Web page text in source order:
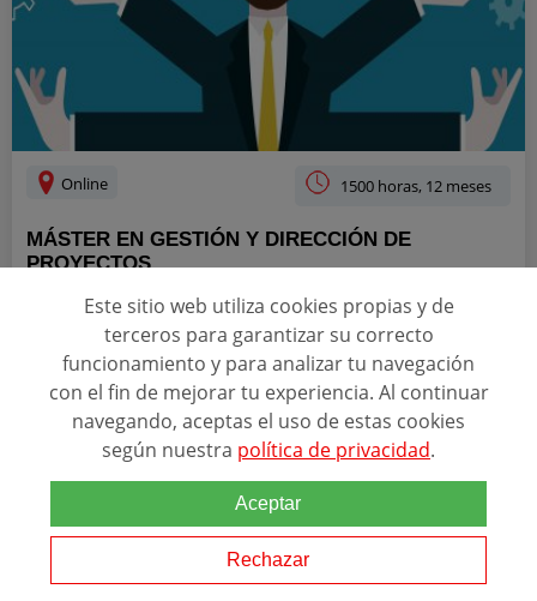
Online 1500 horas, 12 meses
MÁSTER EN GESTIÓN Y DIRECCIÓN DE
PROYECTOS
ACREDITACIONES
Relacionado con esta temática
Con el Máster en Gestión y Dirección deProyectosplanificarás un
de presupuestos, calidad, plazos y tiempos, además de un uso
Este sitio web utiliza cookies propias y de
terceros para garantizar su correcto
funcionamiento y para analizar tu navegación
con el fin de mejorar tu experiencia. Al continuar
navegando, aceptas el uso de estas cookies
según nuestra política de privacidad.
Aceptar
Rechazar